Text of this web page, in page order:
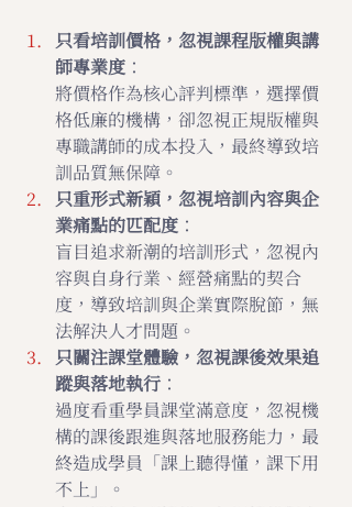
只看培訓價格，忽視課程版權與講
師專業度 ：
將價格作為核心評判標準，選擇價
格低廉的機構，卻忽視正規版權與
專職講師的成本投入，最終導致培
訓品質無保障。
只重形式新穎，忽視培訓內容與企
業痛點的匹配度 ：
盲目追求新潮的培訓形式，忽視內
容與自身行業、經營痛點的契合
度，導致培訓與企業實際脫節，無
法解決人才問題。
只關注課堂體驗，忽視課後效果追
蹤與落地執行 ：
過度看重學員課堂滿意度，忽視機
構的課後跟進與落地服務能力，最
終造成學員「課上聽得懂，課下用
不上」。